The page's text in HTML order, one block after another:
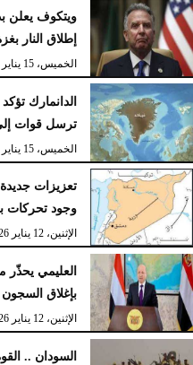
ويتكوف يعلن
إطلاق النار
الخميس، 15 يناير 2026
الدانمارك
ترسل قوات
الخميس، 15 يناير 2026
تعزيزات
وجود تحركات
الإثنين، 12 يناير 2026
العليمي يحذّر
بإغلاق السجون
الإثنين، 12 يناير 2026